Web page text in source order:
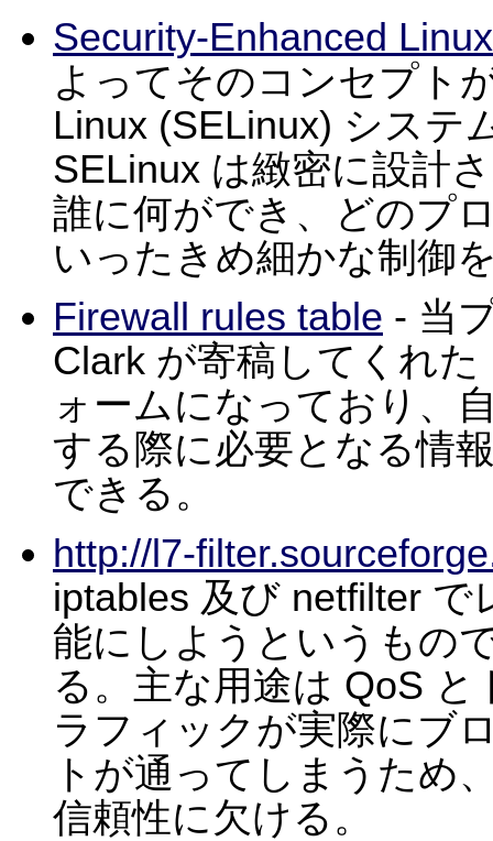
Security-Enhanced Linux
よってそのコンセプト
Linux (SELinux) システ
SELinux は緻密に設計
誰に何ができ、どのプ
いったきめ細かな制御
Firewall rules table - 当
Clark が寄稿してくれ
ォームになっており、
する際に必要となる情
できる。
http://l7-
iptables 及び netfilter
能にしようというもの
る。主な用途は QoS
ラフィックが実際にブ
トが通ってしまうため
信頼性に欠ける。